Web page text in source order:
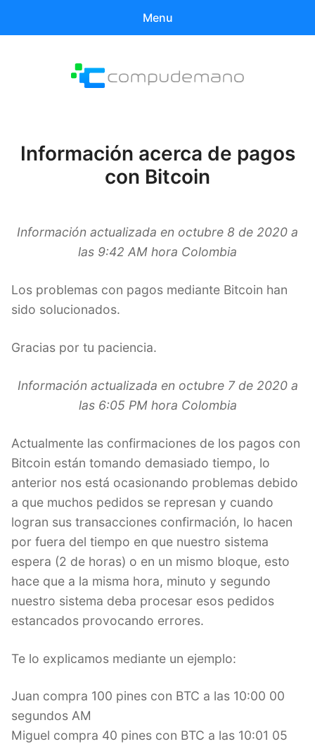
Menu
productos:
Mi cuenta
Historial de compras
Información acerca de pagos
con Bitcoin
Información actualizada en octubre 8 de 2020 a
las 9:42 AM hora Colombia
Los problemas con pagos mediante Bitcoin han
sido solucionados.
Gracias por tu paciencia.
Información actualizada en octubre 7 de 2020 a
las 6:05 PM hora Colombia
Actualmente las confirmaciones de los pagos con
Bitcoin están tomando demasiado tiempo, lo
anterior nos está ocasionando problemas debido
a que muchos pedidos se represan y cuando
logran sus transacciones confirmación, lo hacen
por fuera del tiempo en que nuestro sistema
espera (2 de horas) o en un mismo bloque, esto
hace que a la misma hora, minuto y segundo
nuestro sistema deba procesar esos pedidos
estancados provocando errores.
Te lo explicamos mediante un ejemplo:
Juan compra 100 pines con BTC a las 10:00 00
segundos AM
Miguel compra 40 pines con BTC a las 10:01 05